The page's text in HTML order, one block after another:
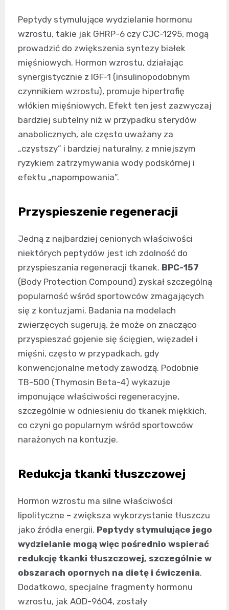
Peptydy stymulujące wydzielanie hormonu
wzrostu, takie jak GHRP-6 czy CJC-1295, mogą
prowadzić do zwiększenia syntezy białek
mięśniowych. Hormon wzrostu, działając
synergistycznie z IGF-1 (insulinopodobnym
czynnikiem wzrostu), promuje hipertrofię
włókien mięśniowych. Efekt ten jest zazwyczaj
bardziej subtelny niż w przypadku sterydów
anabolicznych, ale często uważany za
„czystszy” i bardziej naturalny, z mniejszym
ryzykiem zatrzymywania wody podskórnej i
efektu „napompowania”.
Przyspieszenie regeneracji
Jedną z najbardziej cenionych właściwości
niektórych peptydów jest ich zdolność do
przyspieszania regeneracji tkanek. BPC-157
(Body Protection Compound) zyskał szczególną
popularność wśród sportowców zmagających
się z kontuzjami. Badania na modelach
zwierzęcych sugerują, że może on znacząco
przyspieszać gojenie się ścięgien, więzadeł i
mięśni, często w przypadkach, gdy
konwencjonalne metody zawodzą. Podobnie
TB-500 (Thymosin Beta-4) wykazuje
imponujące właściwości regeneracyjne,
szczególnie w odniesieniu do tkanek miękkich,
co czyni go popularnym wśród sportowców
narażonych na kontuzje.
Redukcja tkanki tłuszczowej
Hormon wzrostu ma silne właściwości
lipolityczne – zwiększa wykorzystanie tłuszczu
jako źródła energii. Peptydy stymulujące jego
wydzielanie mogą więc pośrednio wspierać
redukcję tkanki tłuszczowej, szczególnie w
obszarach opornych na dietę i ćwiczenia.
Dodatkowo, specjalne fragmenty hormonu
wzrostu, jak AOD-9604, zostały